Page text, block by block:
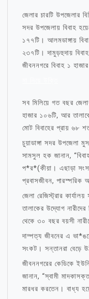
জেলার চারটি উপজেলার
সদর উপজেলায় বিবাহ
১৭৭টি। আলমডাঙ্গায়
২৩৭টি। দামুড়হুদায়
জীবননগরে বিবাহ ১
সব মিলিয়ে গত বছর
হাজার ১০৬টি, আর
মোট বিবাহের প্রায় ৬৮
চুয়াডাঙ্গা সদর উপজেলা
সামসুল হক জানান,
প*র*(কীয়া। এছাড়া
প্রবাসজীবন, পারস্পরিক
জেলা রেজিস্ট্রার
তালাকের উদ্যোগ
থেকে ৩০ বছর বয়সী
দাম্পত্য জীবনের এ
সংকট। সন্তানরা বেড়ে
জীবননগরের কেডিকে
জানান, “স্বামী
মারধর করতেন। বাধ্য